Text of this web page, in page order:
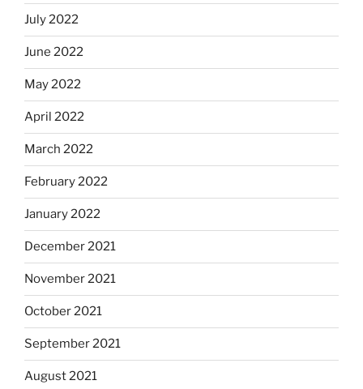
July 2022
June 2022
May 2022
April 2022
March 2022
February 2022
January 2022
December 2021
November 2021
October 2021
September 2021
August 2021